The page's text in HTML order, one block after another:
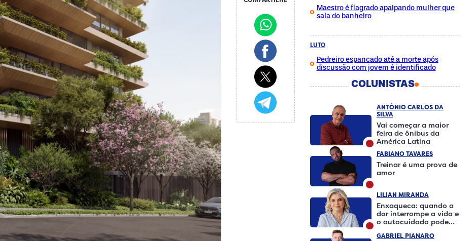
Maestro é flagrado apalpando mulher que
saía do banheiro
LUTO
Pedreiro espancado até a morte após
discussão com jovem é identificado
COLUNISTAS
ANTÔNIO CARLOS DA
SILVA
Vai começar a maior
feira de ônibus da
América Latina
FABIANO TAVARES
Treinar é uma prova de
amor
LILIAN MIRANDA
Enxaqueca: quando a
dor interrompe a vida e
o autocuidado pode
GABRIEL PIANARO